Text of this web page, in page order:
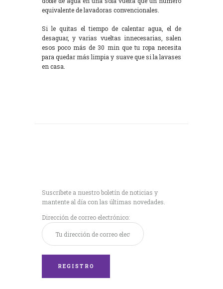
equivalente de lavadoras convencionales.
Si le quitas el tiempo de calentar agua, el de
desaguar, y varias vueltas innecesarias, salen
esos poco más de 30 min que tu ropa necesita
para quedar más limpia y suave que si la lavases
en casa.
Suscríbete a nuestro boletín de noticias y
mantente al día con las últimas novedades.
Dirección de correo electrónico: